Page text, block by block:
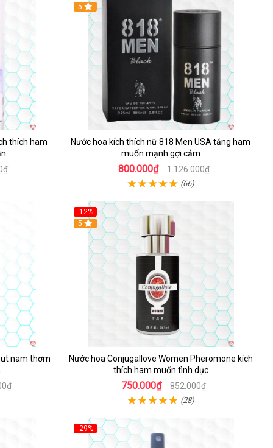
thích ham
5
Nước hoa kích thích nữ 818 Men USA tăng ham
muốn mạnh gợi cảm
800.000₫ 1.126.000₫
(66)
nam thơm
-12%
5
Nước hoa Conjugallove Women Pheromone kích
thích ham muốn tình dục
750.000₫ 852.000₫
(28)
-29%